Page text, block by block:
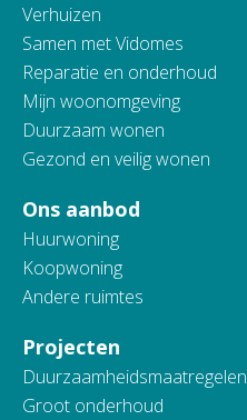
Verhuizen
Samen met Vidomes
Reparatie en onderhoud
Mijn woonomgeving
Duurzaam wonen
Gezond en veilig wonen
Ons aanbod
Huurwoning
Koopwoning
Andere ruimtes
Projecten
Duurzaamheidsmaatregelen
Groot onderhoud